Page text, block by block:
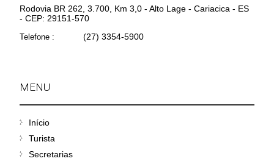
Rodovia BR 262, 3.700, Km 3,0 - Alto Lage - Cariacica - ES
- CEP: 29151-570
Telefone : (27) 3354-5900
MENU
Início
Turista
Secretarias